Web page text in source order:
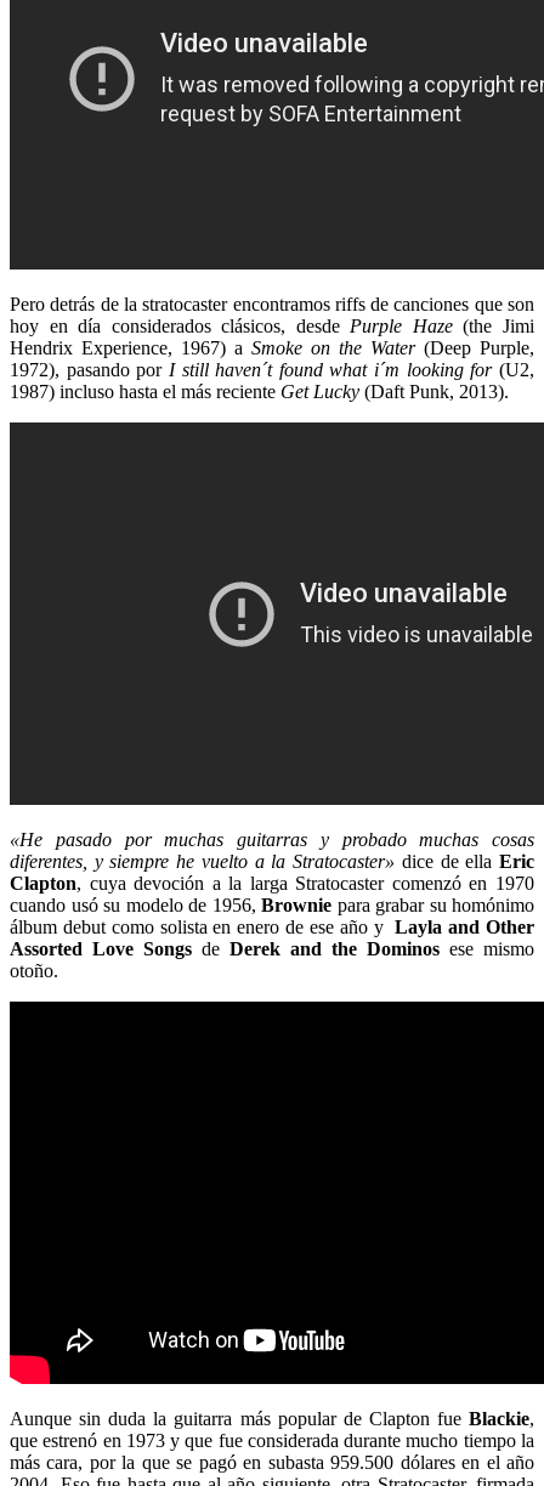
Pero detrás de la stratocaster encontramos riffs de canciones que son
hoy en día considerados clásicos, desde Purple Haze(the Jimi
Hendrix Experience, 1967) a Smoke on the Water(Deep Purple,
1972), pasando porI still haven´t found what i´m looking for(U2,
1987) incluso hasta el más reciente Get Lucky (Daft Punk, 2013).
«He pasado por muchas guitarras y probado muchas cosas
diferentes, y siempre he vuelto a la Stratocaster» dice de ellaEric
Clapton, cuya devoción a la larga Stratocaster comenzó en 1970
cuando usó su modelo de 1956, Brownie para grabar su homónimo
álbum debut como solista en enero de ese año yLayla and Other
Assorted Love Songs de Derek and the Dominos ese mismo
otoño.
Aunque sin duda la guitarra más popular de Clapton fueBlackie,
que estrenó en 1973 y que fue considerada durante mucho tiempo la
más cara, por la que se pagó en subasta 959.500 dólares en el año